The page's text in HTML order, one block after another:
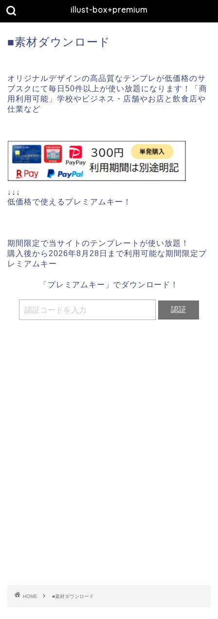
illust-box+premium
■素材ダウンロード
オリジナルデザインの高品質なテンプレが低価格のサ
ブスクにて毎日50件以上が使い放題になります！「商
用利用可能」学校やビジネス・店舗やお店と飲食店や
仕業など
↓↓↓
低価格で使えるプレミアムキー！
期間限定で当サイトのテンプレートが使い放題！
購入後から2026年8月28日まで利用可能な期間限定プ
レミアムキー
「プレミアムキー」でダウンロード！
認証
HOME ■素材ダウンロード